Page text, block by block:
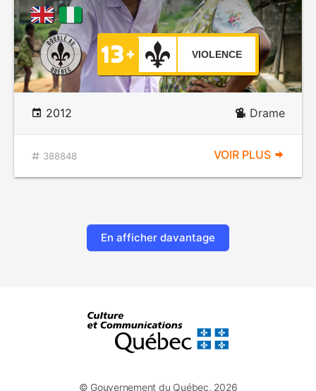
VIOLENCE
2012 Drame
388848 VOIR PLUS
En afficher davantage
© Gouvernement du Québec, 2026